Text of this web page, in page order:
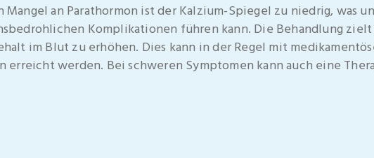
Mangel an Parathormon ist der Kalzium-Spiegel zu niedrig, was
Komplikationen führen kann. Die Behandlung zielt
im Blut zu erhöhen. Dies kann in der Regel mit
erreicht werden. Bei schweren Symptomen kann auch eine